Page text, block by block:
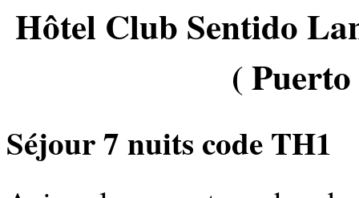
Hôtel Club Sentido
(
Séjour 7 nuits code TH1